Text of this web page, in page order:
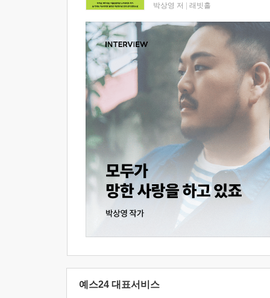
박상영 저 래빗홀
예스24 대표서비스